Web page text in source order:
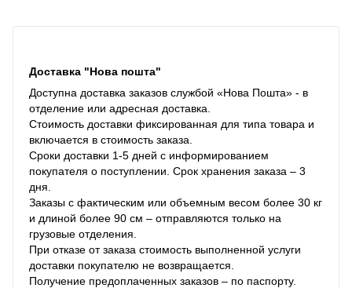
Доставка "Нова пошта"
Доступна доставка заказов службой «Нова Пошта» - в
отделение или адресная доставка.
Стоимость доставки фиксированная для типа товара и
включается в стоимость заказа.
Сроки доставки 1-5 дней с информированием
покупателя о поступлении. Срок хранения заказа – 3
дня.
Заказы с фактическим или объемным весом более 30 кг
и длиной более 90 см – отправляются только на
грузовые отделения.
При отказе от заказа стоимость выполненной услуги
доставки покупателю не возвращается.
Получение предоплаченных заказов – по паспорту.